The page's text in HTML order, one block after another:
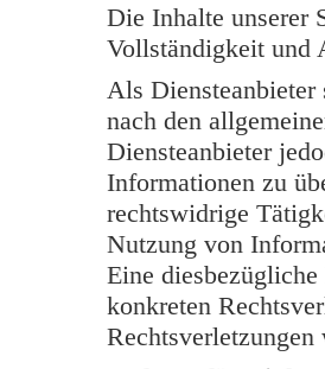
Die Inhalte unserer
Vollständigkeit und
Als
nach den
Diensteanbieter
Informationen zu
rechtswidrige
Nutzung von
Eine
konkreten